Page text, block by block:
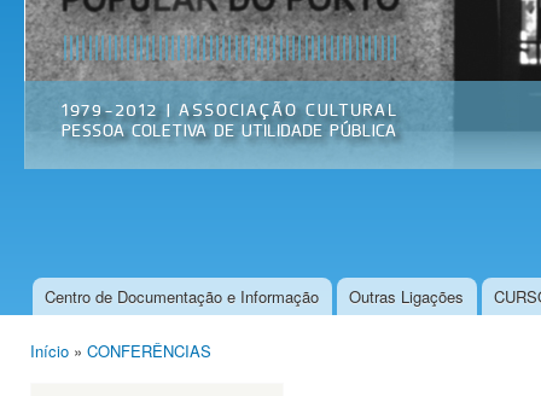
Menu principal
Centro de Documentação e Informação Outras Ligações
Início » CONFERÊNCIAS